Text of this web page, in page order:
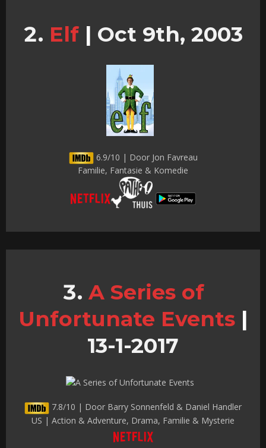
Elf | Oct 9th, 2003
6.9/10 | Door Jon Favreau
Familie, Fantasie & Komedie
A Series of
Unfortunate Events |
13-1-2017
7.8/10 | Door Barry Sonnenfeld & Daniel Handler
US | Action & Adventure, Drama, Familie & Mysterie